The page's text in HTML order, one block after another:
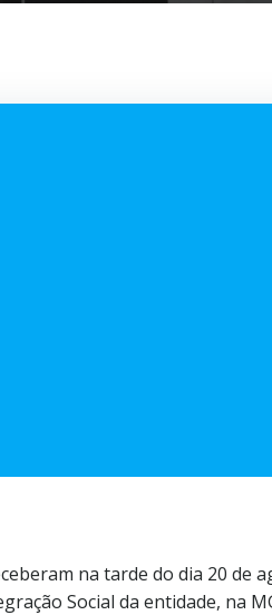
na tarde do dia 20
Social da entidade, na